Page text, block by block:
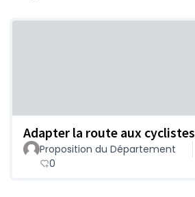
Adapter la route aux cyclistes
Proposition du Département
0